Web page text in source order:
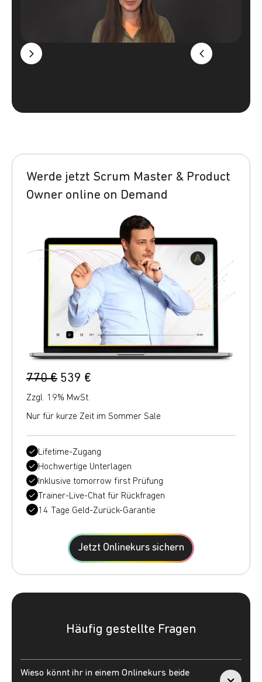
Werde jetzt Scrum Master & Product
Owner online on Demand
770 € 539 €
Zzgl. 19% MwSt.
Nur für kurze Zeit im Sommer Sale
Lifetime-Zugang
Hochwertige Unterlagen
Inklusive tomorrow first Prüfung
Trainer-Live-Chat für Rückfragen
14 Tage Geld-Zurück-Garantie
Jetzt Onlinekurs sichern
Häufig gestellte Fragen
Wieso könnt ihr in einem Onlinekurs beide